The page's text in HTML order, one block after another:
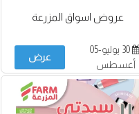
عروض اسواق المزرعة
30 يوليو-05
أغسطس
عرض